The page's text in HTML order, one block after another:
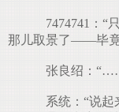
7474741：“
那儿取景了——毕
张良绍：
系统：“说起